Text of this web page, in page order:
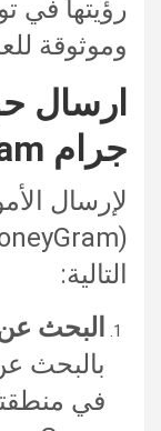
رؤيتها في
وموثوقة
ارسال
جرام MoneyGram
لإرسال
التالية:
البحث
بالبحث
في